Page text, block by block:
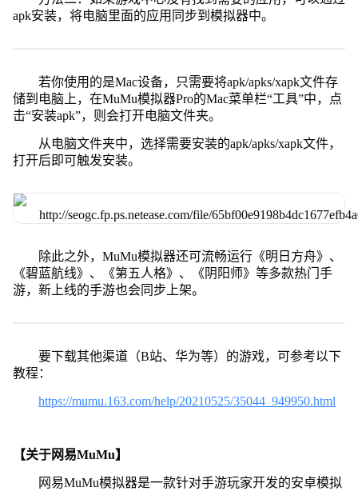
apk安装，将电脑里面的应用同步到模拟器中。
若你使用的是Mac设备，只需要将apk/apks/xapk文件存
储到电脑上，在MuMu模拟器Pro的Mac菜单栏“工具”中，点
击“安装apk”，则会打开电脑文件夹。
从电脑文件夹中，选择需要安装的apk/apks/xapk文件，
打开后即可触发安装。
除此之外，MuMu模拟器还可流畅运行《明日方舟》、
《碧蓝航线》、《第五人格》、《阴阳师》等多款热门手
游，新上线的手游也会同步上架。
要下载其他渠道（B站、华为等）的游戏，可参考以下
教程：
https://mumu.163.com/help/20210525/35044_949950.html
【关于网易MuMu】
网易MuMu模拟器是一款针对手游玩家开发的安卓模拟